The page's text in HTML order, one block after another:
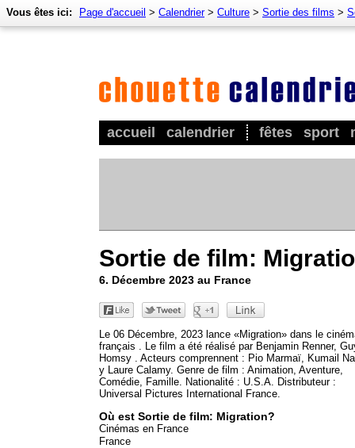
accueil calendrier fêtes sport
Vous êtes ici: Page d'accueil > Calendrier> Culture > Sortie des films >
Sortie de film:
6. Décembre 2023 au France
Le 06 Décembre, 2023 lance «Migration» dans le
français . Le film a été réalisé par Benjamin Renner,
Homsy . Acteurs comprennent : Pio Marmaï, Kumail
y Laure Calamy. Genre de film : Animation, Aventure,
Comédie, Famille. Nationalité : U.S.A. Distributeur :
Universal Pictures International France.
Où est Sortie de film: Migration?
Cinémas en France
France